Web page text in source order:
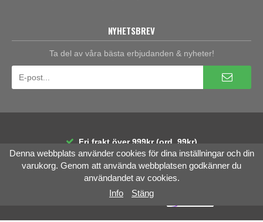
NYHETSBREV
Ta del av våra bästa erbjudanden & nyheter!
Fri frakt över 999kr (ord. 99kr)
30 dagars öppet köp
Räntefri delbetalning
Denna webbplats använder cookies för dina inställningar och din
varukorg. Genom att använda webbplatsen godkänner du
användandet av cookies.
Info
Stäng